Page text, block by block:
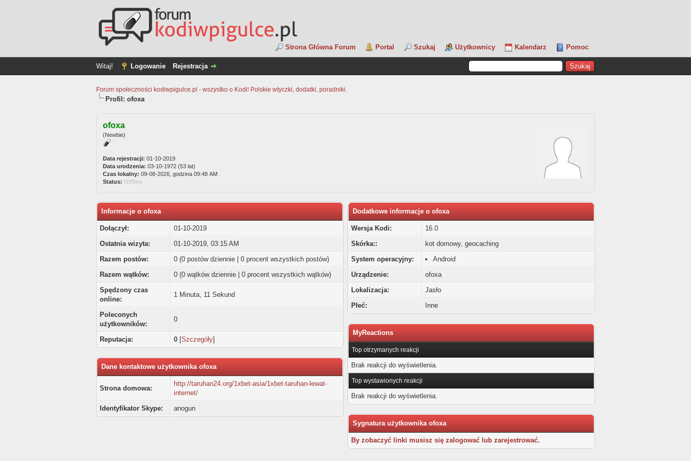
Strona Główna Forum Portal Szukaj Użytkownicy Kalendarz Pomoc
Witaj! Logowanie Rejestracja
Forum społeczności kodiwpigulce.pl - wszystko o Kodi! Polskie wtyczki, dodatki, poradniki.
Profil: ofoxa
ofoxa
(Newbie)
Data rejestracji: 01-10-2019
Data urodzenia: 03-10-1972 (53 lat)
Czas lokalny: 09-08-2026, godzina 09:48 AM
Status: Offline
Informacje o ofoxa
Dołączył:
01-10-2019
Ostatnia wizyta:
01-10-2019, 03:15 AM
Razem postów:
0 (0 postów dziennie | 0 procent wszystkich postów)
Razem wątków:
0 (0 wątków dziennie | 0 procent wszystkich wątków)
Spędzony czas
online:
1 Minuta, 11 Sekund
Poleconych
użytkowników:
0
Reputacja: 0 [Szczegóły]
Dane kontaktowe użytkownika ofoxa
Strona domowa:
http://taruhan24.org/1xbet-asia/1xbet-taruhan-lewat-
internet/
Identyfikator Skype:
anogun
Dodatkowe informacje o ofoxa
Wersja Kodi:
16.0
Skórka::
kot domowy, geocaching
System operacyjny:
Android
Urządzenie:
ofoxa
Lokalizacja:
Jasło
Płeć:
Inne
MyReactions
Top otrzymanych reakcji
Brak reakcji do wyświetlenia.
Top wystawionych reakcji
Brak reakcji do wyświetlenia.
Sygnatura użytkownika ofoxa
By zobaczyć linki musisz się zalogować lub zarejestrować.